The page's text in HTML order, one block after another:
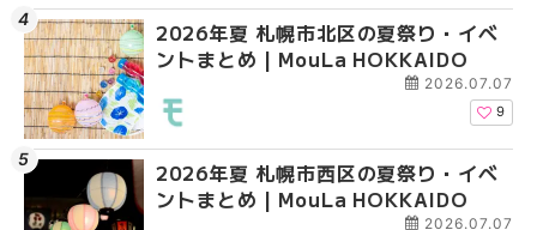
2026年夏 札幌市北区の夏祭り・イベ
ントまとめ | MouLa HOKKAIDO
2026.07.07
9
2026年夏 札幌市西区の夏祭り・イベ
ントまとめ | MouLa HOKKAIDO
2026.07.07
2026年夏 札幌市豊平
ベントまとめ |
2026年夏 札幌市北区
ントまとめ | MouLa
2026年夏 札幌市西区
ントまとめ | MouLa
2026年夏 札幌市清田
ベントまとめ |